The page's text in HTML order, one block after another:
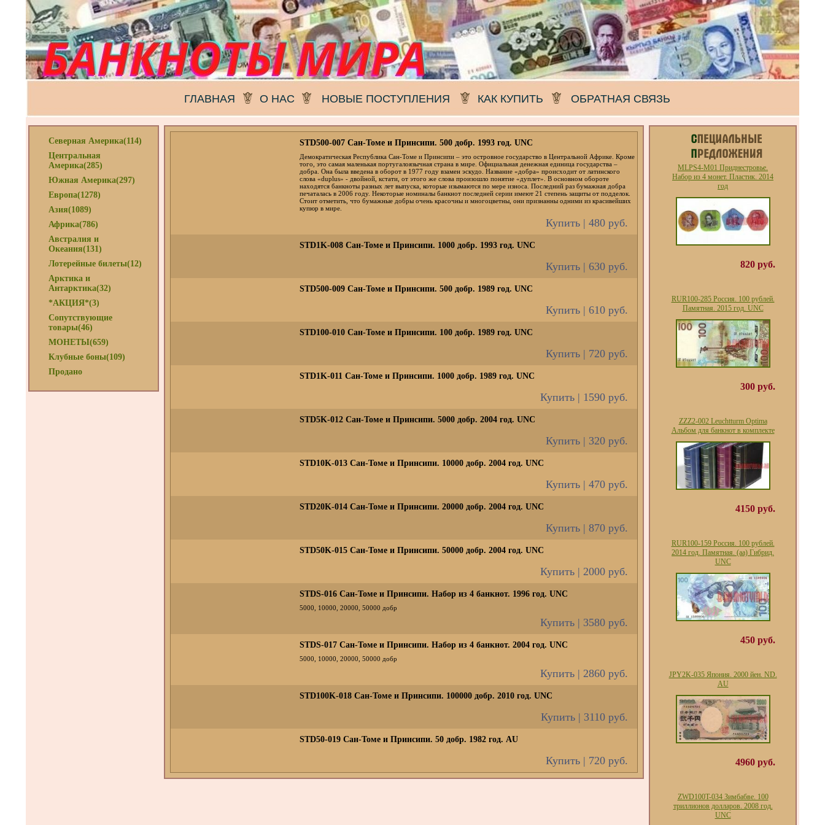
ГЛАВНАЯ О НАС НОВЫЕ ПОСТУПЛЕНИЯ КАК КУПИТЬ ОБРАТНАЯ СВЯЗЬ
Северная Америка(114)
Центральная
Америка(285)
Южная Америка(297)
Европа(1278)
Азия(1089)
Африка(786)
Австралия и
Океания(131)
Лотерейные билеты(12)
Арктика и
Антарктика(32)
*АКЦИЯ*(3)
Сопутствующие
товары(46)
МОНЕТЫ(659)
Клубные боны(109)
Продано
STD500-007 Сан-Томе и Принсипи. 500 добр. 1993 год. UNC
Демократическая Республика Сан-Томе и Принсипи – это островное государство в Центральной Африке. Кроме
того, это самая маленькая португалоязычная страна в мире. Официальная денежная единица государства –
добра. Она была введена в оборот в 1977 году взамен эскудо. Название «добра» происходит от латинского
слова «duplus» - двойной, кстати, от этого же слова произошло понятие «дуплет». В основном обороте
находятся банкноты разных лет выпуска, которые изымаются по мере износа. Последний раз бумажная добра
печаталась в 2006 году. Некоторые номиналы банкнот последней серии имеют 21 степень защиты от подделок.
Стоит отметить, что бумажные добры очень красочны и многоцветны, они признанны одними из красивейших
купюр в мире.
Купить | 480 руб.
STD1K-008 Сан-Томе и Принсипи. 1000 добр. 1993 год. UNC
Купить | 630 руб.
STD500-009 Сан-Томе и Принсипи. 500 добр. 1989 год. UNC
Купить | 610 руб.
STD100-010 Сан-Томе и Принсипи. 100 добр. 1989 год. UNC
Купить | 720 руб.
STD1K-011 Сан-Томе и Принсипи. 1000 добр. 1989 год. UNC
Купить | 1590 руб.
STD5K-012 Сан-Томе и Принсипи. 5000 добр. 2004 год. UNC
Купить | 320 руб.
STD10K-013 Сан-Томе и Принсипи. 10000 добр. 2004 год. UNC
Купить | 470 руб.
STD20K-014 Сан-Томе и Принсипи. 20000 добр. 2004 год. UNC
Купить | 870 руб.
STD50K-015 Сан-Томе и Принсипи. 50000 добр. 2004 год. UNC
Купить | 2000 руб.
STDS-016 Сан-Томе и Принсипи. Набор из 4 банкнот. 1996 год. UNC
5000, 10000, 20000, 50000 добр
Купить | 3580 руб.
STDS-017 Сан-Томе и Принсипи. Набор из 4 банкнот. 2004 год. UNC
5000, 10000, 20000, 50000 добр
Купить | 2860 руб.
STD100K-018 Сан-Томе и Принсипи. 100000 добр. 2010 год. UNC
Купить | 3110 руб.
STD50-019 Сан-Томе и Принсипи. 50 добр. 1982 год. AU
Купить | 720 руб.
MLPS4-M01 Приднестровье.
Набор из 4 монет. Пластик. 2014
год
820 руб.
RUR100-285 Россия. 100 рублей.
Памятная. 2015 год. UNC
300 руб.
ZZZ2-002 Leuchtturm Optima
Альбом для банкнот в комплекте
4150 руб.
RUR100-159 Россия. 100 рублей.
2014 год. Памятная. (аа) Гибрид.
UNC
450 руб.
JPY2K-035 Япония. 2000 йен. ND.
AU
4960 руб.
ZWD100T-034 Зимбабве. 100
триллионов долларов. 2008 год.
UNC